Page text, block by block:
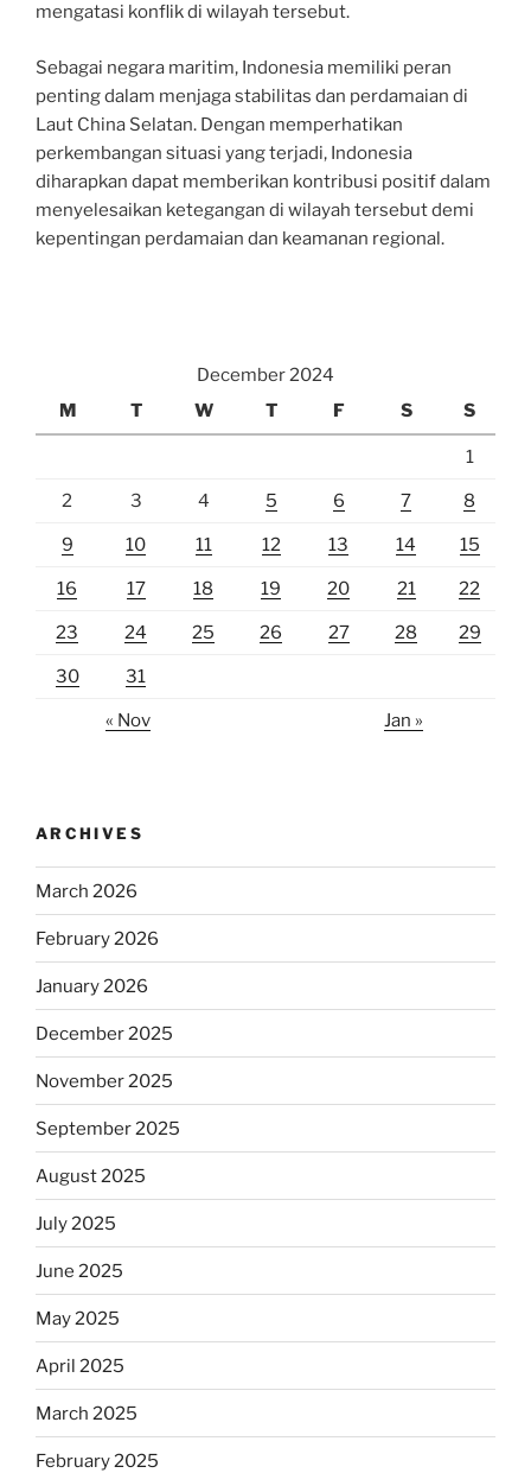
mengatasi konflik di wilayah tersebut.
Sebagai negara maritim, Indonesia memiliki peran
penting dalam menjaga stabilitas dan perdamaian di
Laut China Selatan. Dengan memperhatikan
perkembangan situasi yang terjadi, Indonesia
diharapkan dapat memberikan kontribusi positif dalam
menyelesaikan ketegangan di wilayah tersebut demi
kepentingan perdamaian dan keamanan regional.
December 2024
M
T W T F S S
1
2 3 4 5 6 7 8
9 10 11 12 13 14 15
16 17 18 19 20 21 22
23 24 25 26 27 28 29
30 31
« Nov Jan »
ARCHIVES
March 2026
February 2026
January 2026
December 2025
November 2025
September 2025
August 2025
July 2025
June 2025
May 2025
April 2025
March 2025
February 2025